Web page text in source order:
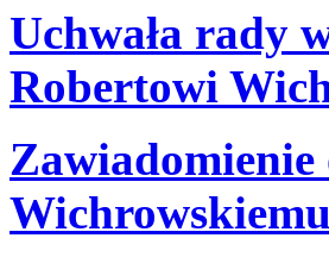
Uchwała rady
Robertowi
Wichrowskiemu